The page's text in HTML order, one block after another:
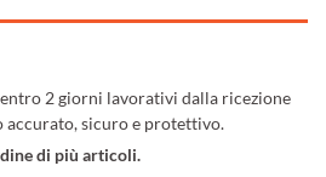
2 giorni lavorativi dalla ricezione
accurato, sicuro e protettivo.
di più articoli.